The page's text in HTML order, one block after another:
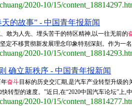
2020-10/15/
的故事” - 中国青年报新闻
敢为人先、埋头苦干的特区精神,以一往无前的
定不移贯彻新发展理念印象特别深刻。作为
2020-10/15/
确立新秩序 - 中国青年报新闻
年奋斗目标的历史交汇期,是汽车产业转型升级
转型的速度。”近日,在“2020中国汽车论坛”
2020-10/15/